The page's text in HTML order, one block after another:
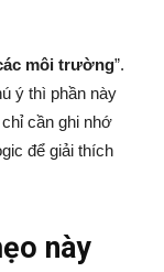
môi trường”.
ý thì phần này
cần ghi nhớ
để giải thích
này